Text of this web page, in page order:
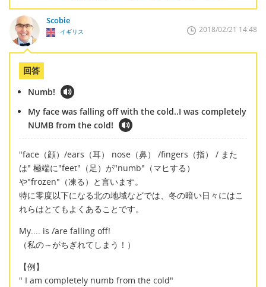
Scobie
イギリス 2018/02/21 14:48
回答
Numb!
My face was falling off with the cold..I was completely
NUMB from the cold!
"face（顔）/ears（耳） nose（鼻） /fingers（指） / また
は" 極端に"feet"（足）が"numb"（マヒする）
や"frozen"（凍る）と言います。
特に零度以下になる北の地域などでは、冬の暗い日々にはこ
れらはとてもよくあることです。
My.... is /are falling off!
（私の～がちぎれてしまう！）
【例】
" I am completely numb from the cold"